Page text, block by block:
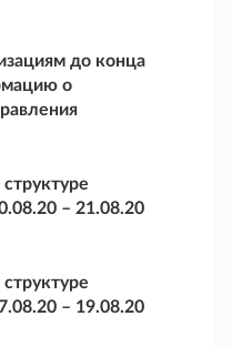
до конца
о
– 21.08.20
– 19.08.20